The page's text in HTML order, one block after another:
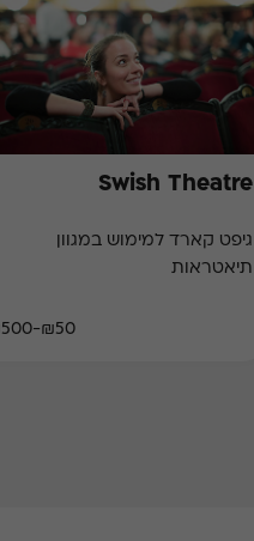
Swish Theatre
גיפט קארד למימוש במגוון
תיאטראות
₪50-₪500